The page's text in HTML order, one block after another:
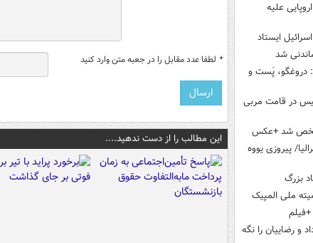
علیه
ایستاد
شد
دروغگو، پَست‌ و
در قامت مربی
مشخص شد +عکس
پیروزی یووه
ملی المپیک
و رضاییان را نگه
* لطفا عدد مقابل را در جعبه متن وارد کنید
این مطالب را از دست ندهید....